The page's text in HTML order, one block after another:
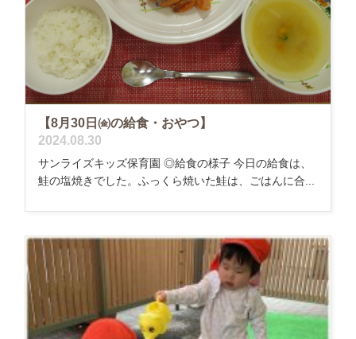
【8月30日㈮の給食・おやつ】
2024.08.30
サンライズキッズ保育園 ◎給食の様子 今日の給食は、
鮭の塩焼きでした。ふっくら焼いた鮭は、ごはんに合...